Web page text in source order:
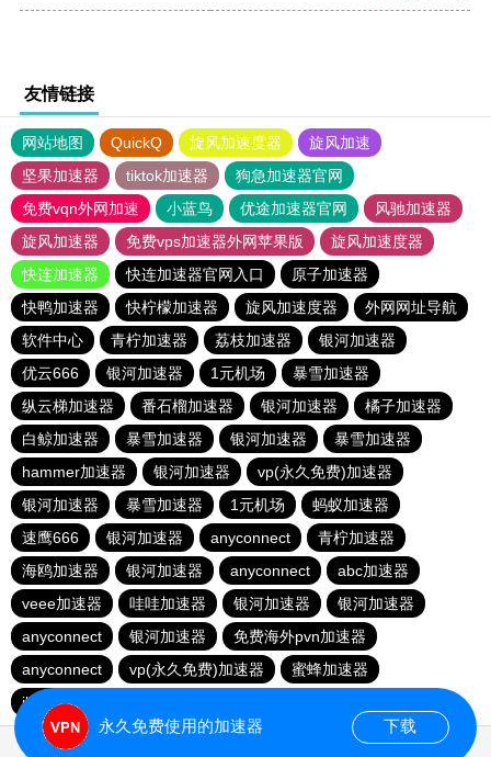
友情链接
网站地图 QuickQ 旋风加速度器
旋风加速
坚果加速器
tiktok加速器
狗急加速器官网
免费vqn外网加速
小蓝鸟 优途加速器官网
风驰加速器
旋风加速器
免费vps加速器外网苹果版
旋风加速度器
快连加速器
快连加速器官网入口
原子加速器
快鸭加速器
快柠檬加速器 旋风加速度器
外网网址导航
软件中心
青柠加速器 荔枝加速器
银河加速器
优云666
银河加速器 1元机场
暴雪加速器
纵云梯加速器
番石榴加速器 银河加速器
橘子加速器
白鲸加速器
暴雪加速器 银河加速器
暴雪加速器
hammer加速器
银河加速器
vp(永久免费)加速器
银河加速器
暴雪加速器 1元机场
蚂蚁加速器
速鹰666
银河加速器 anyconnect
青柠加速器
海鸥加速器
银河加速器 anyconnect
abc加速器
veee加速器
哇哇加速器 银河加速器
银河加速器
anyconnect
银河加速器
免费海外pvn加速器
anyconnect
vp(永久免费)加速器
蜜蜂加速器
ikuuu.me加速器官网
永久免费使用的加速器 下载